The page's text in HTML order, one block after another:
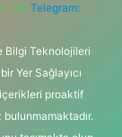
726 Telegram:
Bilgi Teknolojileri
Yer Sağlayıcı
proaktif